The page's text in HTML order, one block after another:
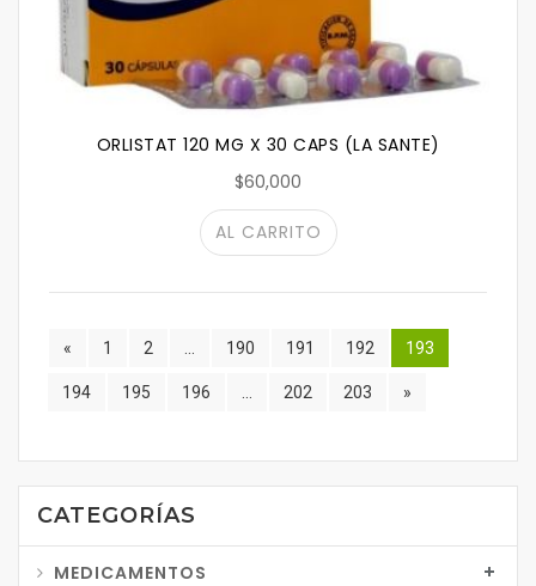
ORLISTAT 120 MG X 30 CAPS (LA SANTE)
$60,000
AL CARRITO
« 1 2 190 191 192 193
194 195 196 202 203 »
CATEGORÍAS
MEDICAMENTOS